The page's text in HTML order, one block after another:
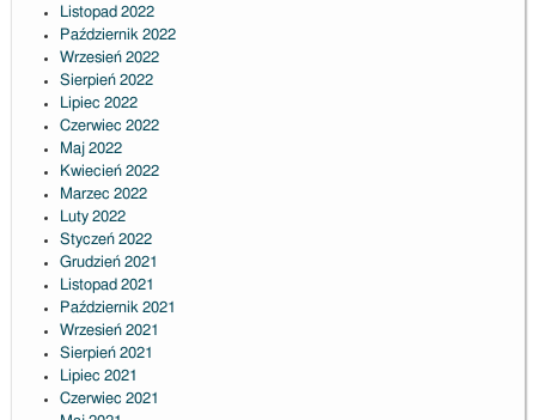
Listopad 2022
Październik 2022
Wrzesień 2022
Sierpień 2022
Lipiec 2022
Czerwiec 2022
Maj 2022
Kwiecień 2022
Marzec 2022
Luty 2022
Styczeń 2022
Grudzień 2021
Listopad 2021
Październik 2021
Wrzesień 2021
Sierpień 2021
Lipiec 2021
Czerwiec 2021